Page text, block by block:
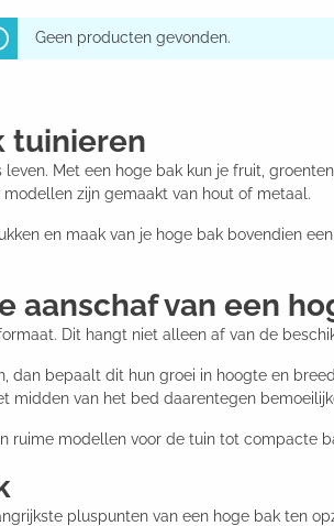
Geen producten gevonden.
tuinieren
Met een hoge bak kun je fruit,
zijn gemaakt van hout of metaal.
en maak van je hoge bak bovendien
aanschaf van een
Dit hangt niet alleen af van de
bepaalt dit hun groei in hoogte en
midden van het bed daarentegen
ruime modellen voor de tuin tot compacte
pluspunten van een hoge bak ten